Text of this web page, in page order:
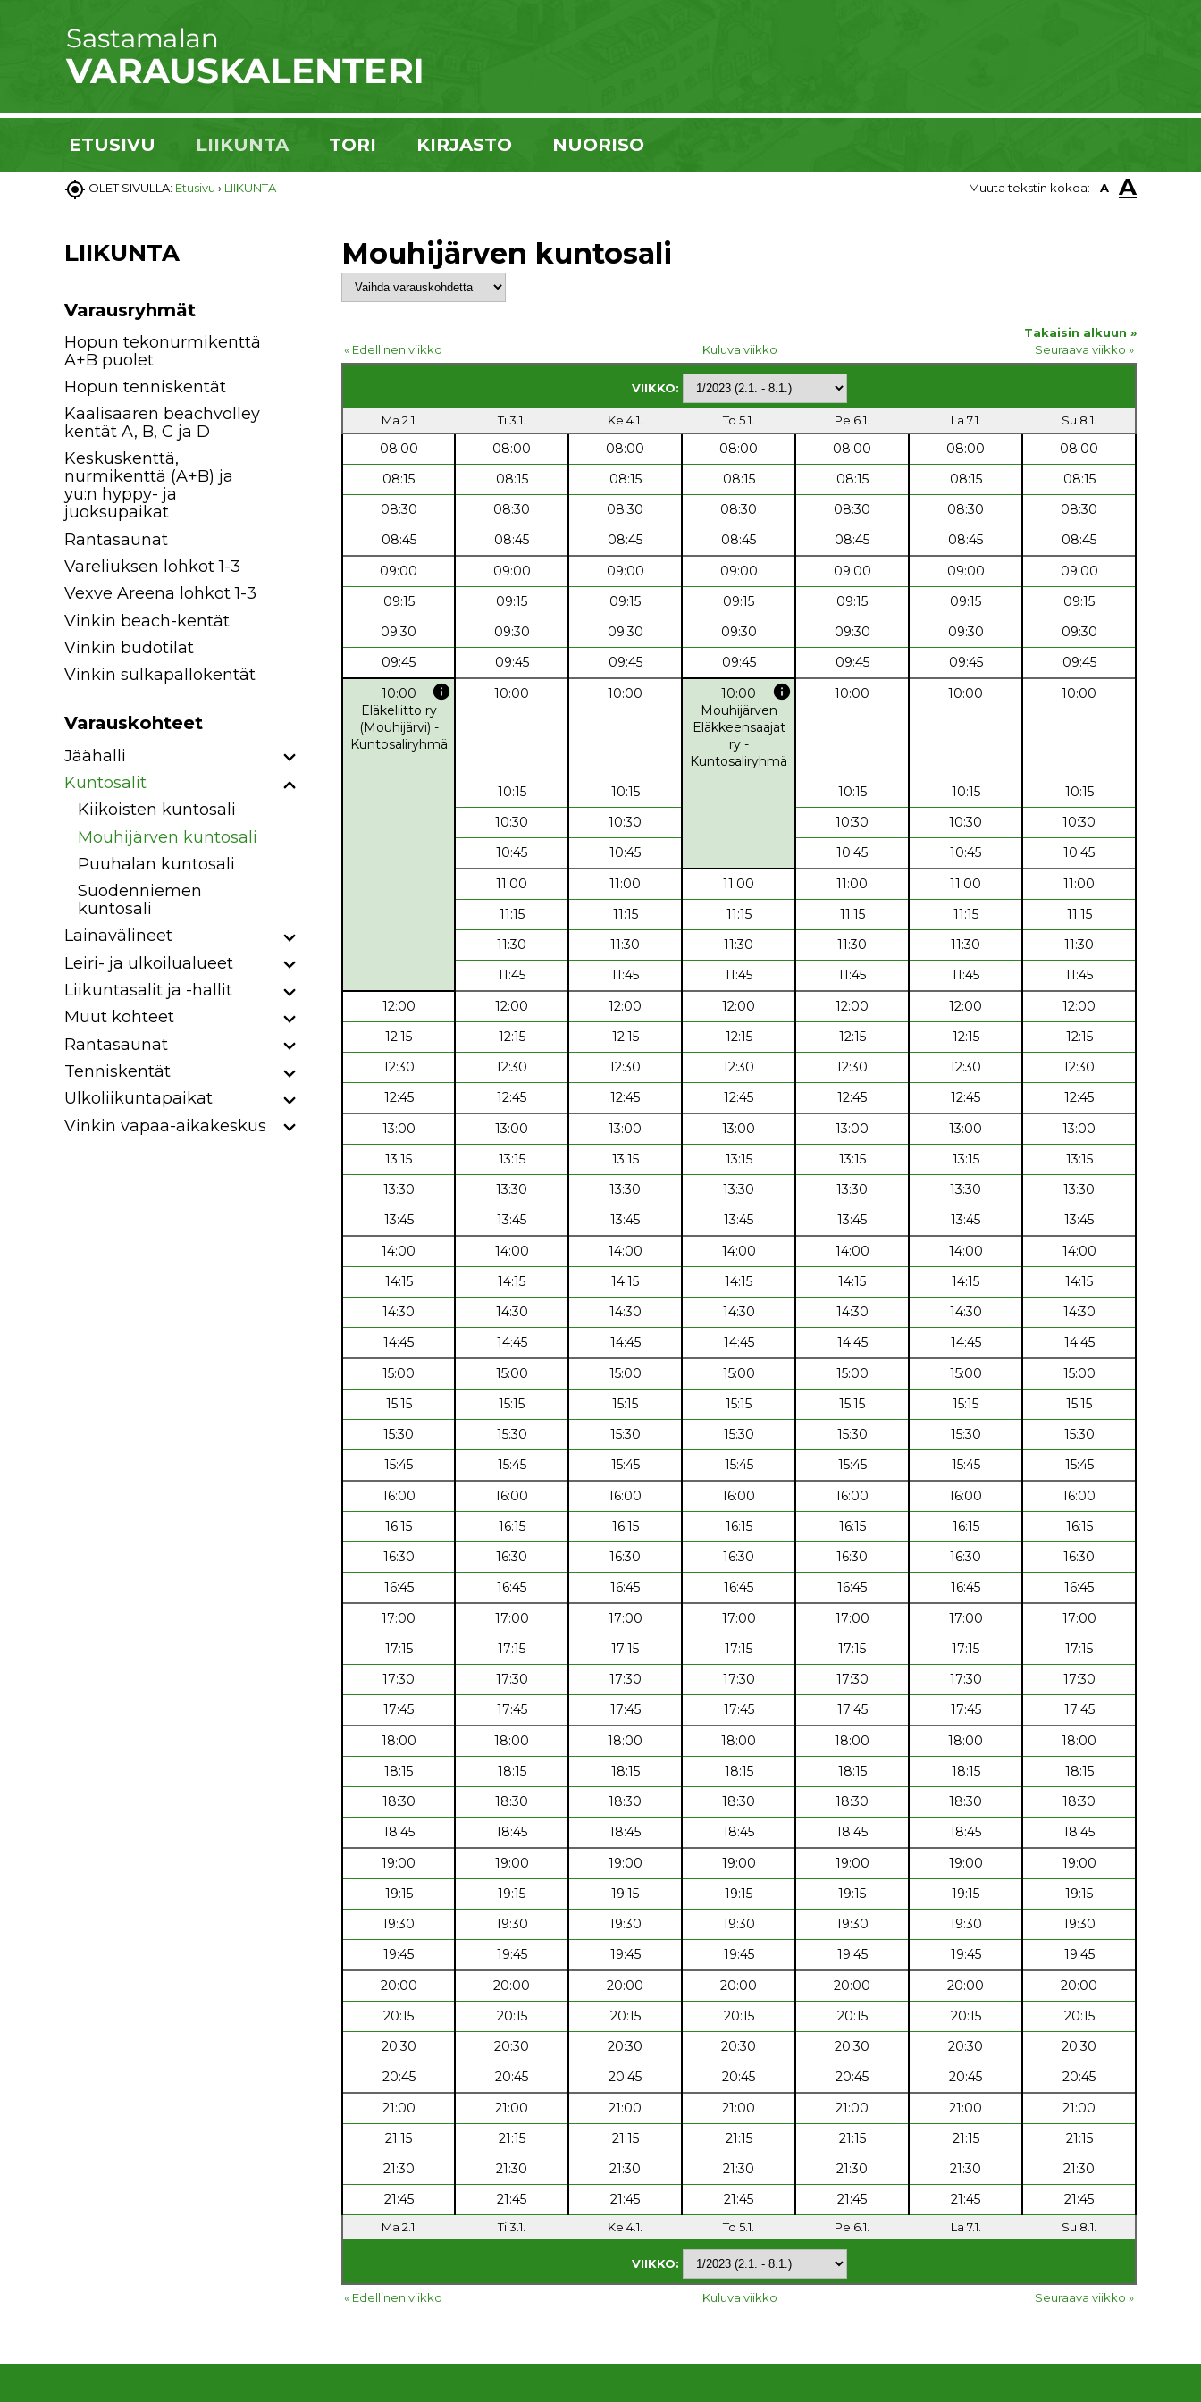
ETUSIVU LIIKUNTA TORI KIRJASTO NUORISO
 OLET SIVULLA: Etusivu › LIIKUNTA Muuta tekstin kokoa: A A
LIIKUNTA
Varausryhmät
Hopun tekonurmikenttä
A+B puolet
Hopun tenniskentät
Kaalisaaren beachvolley
kentät A, B, C ja D
Keskuskenttä,
nurmikenttä (A+B) ja
yu:n hyppy- ja
juoksupaikat
Rantasaunat
Vareliuksen lohkot 1-3
Vexve Areena lohkot 1-3
Vinkin beach-kentät
Vinkin budotilat
Vinkin sulkapallokentät
Varauskohteet
Jäähalli
Kuntosalit
Kiikoisten kuntosali
Mouhijärven kuntosali
Puuhalan kuntosali
Suodenniemen
kuntosali
Lainavälineet
Leiri- ja ulkoilualueet
Liikuntasalit ja -hallit
Muut kohteet
Rantasaunat
Tenniskentät
Ulkoliikuntapaikat
Vinkin vapaa-aikakeskus
Mouhijärven kuntosali
Takaisin alkuun »
« Edellinen viikko
Kuluva viikko Seuraava viikko »
VIIKKO:
Ma 2.1. Ti 3.1. Ke 4.1. To 5.1. Pe 6.1. La 7.1. Su 8.1.
08:00 08:00 08:00 08:00 08:00 08:00
08:00
08:15
08:15 08:15 08:15 08:15 08:15
08:15
08:30
08:30 08:30 08:30 08:30 08:30
08:30
08:45
08:45 08:45 08:45 08:45 08:45
08:45
09:00
09:00 09:00 09:00 09:00 09:00
09:00
09:15
09:15 09:15 09:15 09:15 09:15
09:15
09:30
09:30 09:30 09:30 09:30 09:30
09:30
09:45
09:45 09:45 09:45 09:45 09:45
09:45
10:00
info
Eläkeliitto ry
(Mouhijärvi) -
Kuntosaliryhmä
10:00 10:00 10:00 info
Mouhijärven
Eläkkeensaajat
ry -
Kuntosaliryhmä
10:00 10:00 10:00
10:15 10:15 10:15 10:15
10:15
10:30
10:30 10:30 10:30
10:30
10:45
10:45 10:45 10:45
10:45
11:00
11:00 11:00 11:00 11:00
11:00
11:15
11:15 11:15 11:15 11:15
11:15
11:30
11:30 11:30 11:30 11:30
11:30
11:45
11:45 11:45 11:45 11:45
11:45
12:00
12:00 12:00 12:00 12:00 12:00
12:00
12:15
12:15 12:15 12:15 12:15 12:15
12:15
12:30
12:30 12:30 12:30 12:30 12:30
12:30
12:45
12:45 12:45 12:45 12:45 12:45
12:45
13:00
13:00 13:00 13:00 13:00 13:00
13:00
13:15
13:15 13:15 13:15 13:15 13:15
13:15
13:30
13:30 13:30 13:30 13:30 13:30
13:30
13:45
13:45 13:45 13:45 13:45 13:45
13:45
14:00
14:00 14:00 14:00 14:00 14:00
14:00
14:15
14:15 14:15 14:15 14:15 14:15
14:15
14:30
14:30 14:30 14:30 14:30 14:30
14:30
14:45
14:45 14:45 14:45 14:45 14:45
14:45
15:00
15:00 15:00 15:00 15:00 15:00
15:00
15:15
15:15 15:15 15:15 15:15 15:15
15:15
15:30
15:30 15:30 15:30 15:30 15:30
15:30
15:45
15:45 15:45 15:45 15:45 15:45
15:45
16:00
16:00 16:00 16:00 16:00 16:00
16:00
16:15
16:15 16:15 16:15 16:15 16:15
16:15
16:30
16:30 16:30 16:30 16:30 16:30
16:30
16:45
16:45 16:45 16:45 16:45 16:45
16:45
17:00
17:00 17:00 17:00 17:00 17:00
17:00
17:15
17:15 17:15 17:15 17:15 17:15
17:15
17:30
17:30 17:30 17:30 17:30 17:30
17:30
17:45
17:45 17:45 17:45 17:45 17:45
17:45
18:00
18:00 18:00 18:00 18:00 18:00
18:00
18:15
18:15 18:15 18:15 18:15 18:15
18:15
18:30
18:30 18:30 18:30 18:30 18:30
18:30
18:45
18:45 18:45 18:45 18:45 18:45
18:45
19:00
19:00 19:00 19:00 19:00 19:00
19:00
19:15
19:15 19:15 19:15 19:15 19:15
19:15
19:30
19:30 19:30 19:30 19:30 19:30
19:30
19:45
19:45 19:45 19:45 19:45 19:45
19:45
20:00
20:00 20:00 20:00 20:00 20:00
20:00
20:15
20:15 20:15 20:15 20:15 20:15
20:15
20:30
20:30 20:30 20:30 20:30 20:30
20:30
20:45
20:45 20:45 20:45 20:45 20:45
20:45
21:00
21:00 21:00 21:00 21:00 21:00
21:00
21:15
21:15 21:15 21:15 21:15 21:15
21:15
21:30
21:30 21:30 21:30 21:30 21:30
21:30
21:45
21:45 21:45 21:45 21:45 21:45 21:45
Ma 2.1. Ti 3.1. Ke 4.1. To 5.1. Pe 6.1. La 7.1. Su 8.1.
VIIKKO:
« Edellinen viikko Kuluva viikko Seuraava viikko »